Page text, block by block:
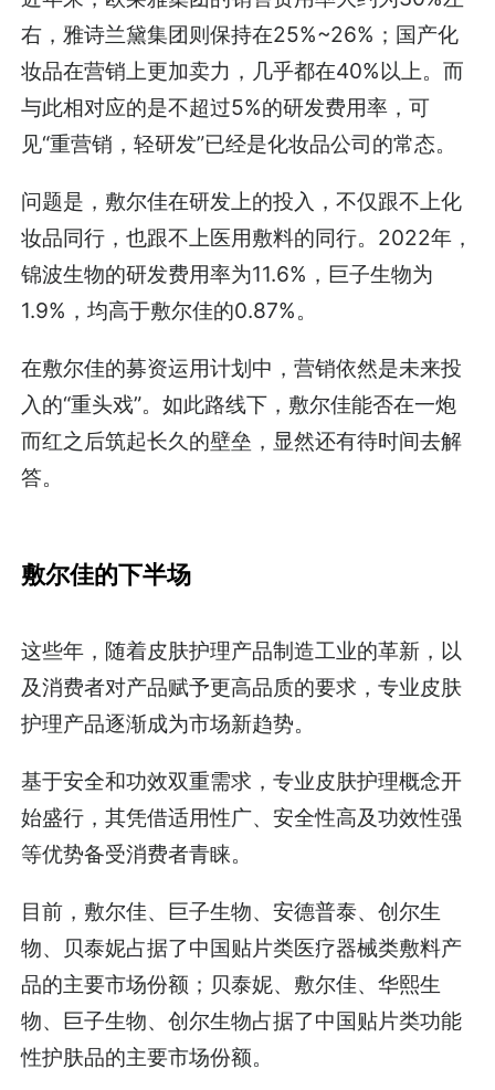
右，雅诗兰黛集团则保持在25%~26%；国产化
妆品在营销上更加卖力，几乎都在40%以上。而
与此相对应的是不超过5%的研发费用率，可
见“重营销，轻研发”已经是化妆品公司的常态。
问题是，敷尔佳在研发上的投入，不仅跟不上化
妆品同行，也跟不上医用敷料的同行。2022年，
锦波生物的研发费用率为11.6%，巨子生物为
1.9%，均高于敷尔佳的0.87%。
在敷尔佳的募资运用计划中，营销依然是未来投
入的“重头戏”。如此路线下，敷尔佳能否在一炮
而红之后筑起长久的壁垒，显然还有待时间去解
答。
敷尔佳的下半场
这些年，随着皮肤护理产品制造工业的革新，以
及消费者对产品赋予更高品质的要求，专业皮肤
护理产品逐渐成为市场新趋势。
基于安全和功效双重需求，专业皮肤护理概念开
始盛行，其凭借适用性广、安全性高及功效性强
等优势备受消费者青睐。
目前，敷尔佳、巨子生物、安德普泰、创尔生
物、贝泰妮占据了中国贴片类医疗器械类敷料产
品的主要市场份额；贝泰妮、敷尔佳、华熙生
物、巨子生物、创尔生物占据了中国贴片类功能
性护肤品的主要市场份额。